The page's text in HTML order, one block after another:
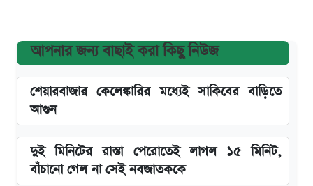
আপনার জন্য বাছাই করা কিছু নিউজ
শেয়ারবাজার কেলেঙ্কারির মধ্যেই সাকিবের বাড়িতে
আগুন
দুই মিনিটের রাস্তা পেরোতেই লাগল ১৫ মিনিট,
বাঁচানো গেল না সেই নবজাতককে